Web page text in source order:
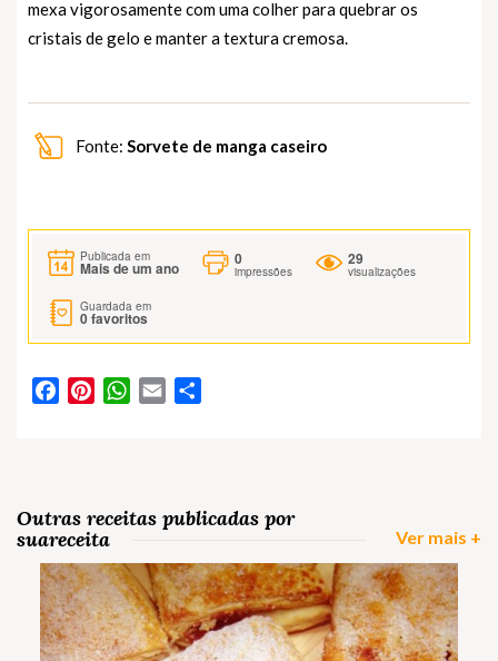
mexa vigorosamente com uma colher para quebrar os
cristais de gelo e manter a textura cremosa.
Fonte: Sorvete de manga caseiro
Publicada em
Mais de um ano
0
impressões
29
visualizações
Guardada em
0favoritos
FacebookPinterestWhatsApp
Email
Outras receitas publicadas por
suareceita
Ver mais +